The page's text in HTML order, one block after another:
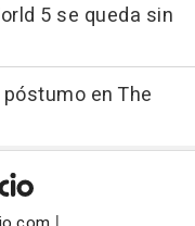
5 se queda sin
en The